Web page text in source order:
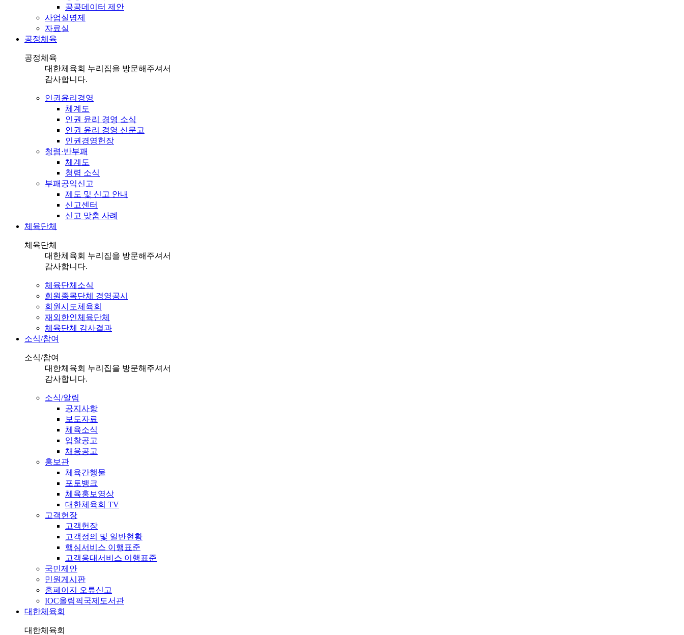
공공데이터 제안
사업실명제
자료실
공정체육
공정체육
대한체육회 누리집을 방문해주셔서
감사합니다.
인권윤리경영
체계도
인권 윤리 경영 소식
인권 윤리 경영 신문고
인권경영헌장
청렴·반부패
체계도
청렴 소식
부패공익신고
제도 및 신고 안내
신고센터
신고 맞춤 사례
체육단체
체육단체
대한체육회 누리집을 방문해주셔서
감사합니다.
체육단체소식
회원종목단체 경영공시
회원시도체육회
재외한인체육단체
체육단체 감사결과
소식/참여
소식/참여
대한체육회 누리집을 방문해주셔서
감사합니다.
소식/알림
공지사항
보도자료
체육소식
입찰공고
채용공고
홍보관
체육간행물
포토뱅크
체육홍보영상
대한체육회 TV
고객헌장
고객헌장
고객정의 및 일반현황
핵심서비스 이행표준
고객응대서비스 이행표준
국민제안
민원게시판
홈페이지 오류신고
IOC올림픽국제도서관
대한체육회
대한체육회